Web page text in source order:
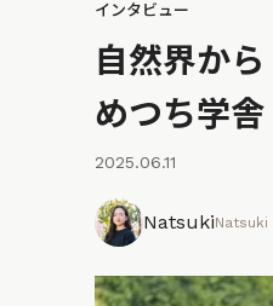
インタビュー
自然界か
めつち学舎
2025.06.11
NatsukiNatsuki